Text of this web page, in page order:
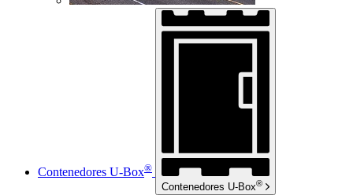
Contenedores U-Box®
Contenedores U-Box®